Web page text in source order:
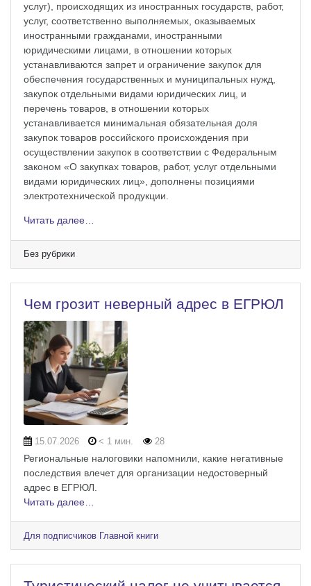
услуг), происходящих из иностранных государств, работ,
услуг, соответственно выполняемых, оказываемых
иностранными гражданами, иностранными
юридическими лицами, в отношении которых
устанавливаются запрет и ограничение закупок для
обеспечения государственных и муниципальных нужд,
закупок отдельными видами юридических лиц, и
перечень товаров, в отношении которых
устанавливается минимальная обязательная доля
закупок товаров российского происхождения при
осуществлении закупок в соответствии с Федеральным
законом «О закупках товаров, работ, услуг отдельными
видами юридических лиц», дополнены позициями
электротехнической продукции.
Читать далее…
Без рубрики
Чем грозит неверный адрес в ЕГРЮЛ
15.07.2026 < 1 мин. 28
Региональные налоговики напомнили, какие негативные
последствия влечет для организации недостоверный
адрес в ЕГРЮЛ.
Читать далее…
Для подписчиков Главной книги